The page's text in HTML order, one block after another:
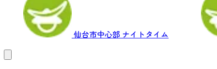
仙台市中心部 ナイトタイム